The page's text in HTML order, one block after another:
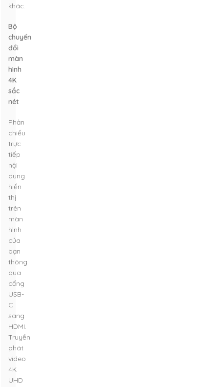
khác.
Bộ
chuyển
đổi
màn
hình
4K
sắc
nét
Phản
chiếu
trực
tiếp
nội
dung
hiển
thị
trên
màn
hình
của
bạn
thông
qua
cổng
USB-
C
sang
HDMI.
Truyền
phát
video
4K
UHD